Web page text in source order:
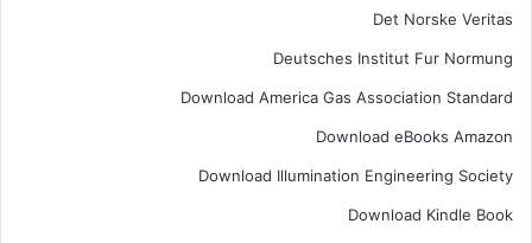
Det Norske Veritas
Deutsches Institut Fur Normung
Download America Gas Association Standard
Download eBooks Amazon
Download Illumination Engineering Society
Download Kindle Book